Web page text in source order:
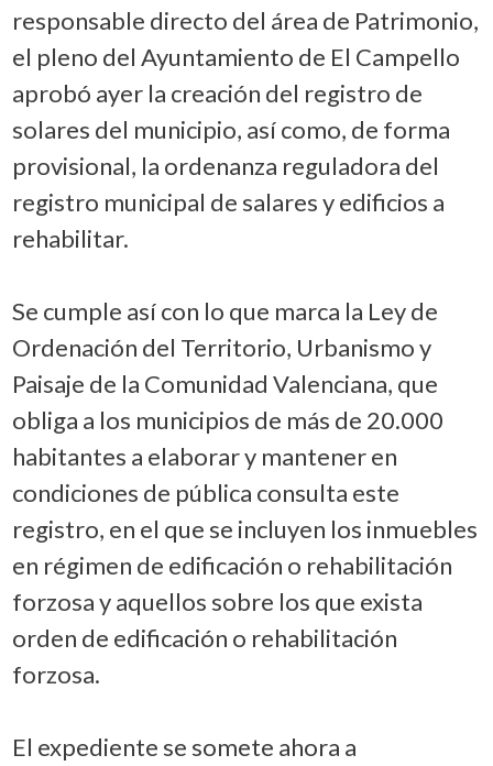
responsable directo del área de Patrimonio,
el pleno del Ayuntamiento de El Campello
aprobó ayer la creación del registro de
solares del municipio, así como, de forma
provisional, la ordenanza reguladora del
registro municipal de salares y edificios a
rehabilitar.
Se cumple así con lo que marca la Ley de
Ordenación del Territorio, Urbanismo y
Paisaje de la Comunidad Valenciana, que
obliga a los municipios de más de 20.000
habitantes a elaborar y mantener en
condiciones de pública consulta este
registro, en el que se incluyen los inmuebles
en régimen de edificación o rehabilitación
forzosa y aquellos sobre los que exista
orden de edificación o rehabilitación
forzosa.
El expediente se somete ahora a